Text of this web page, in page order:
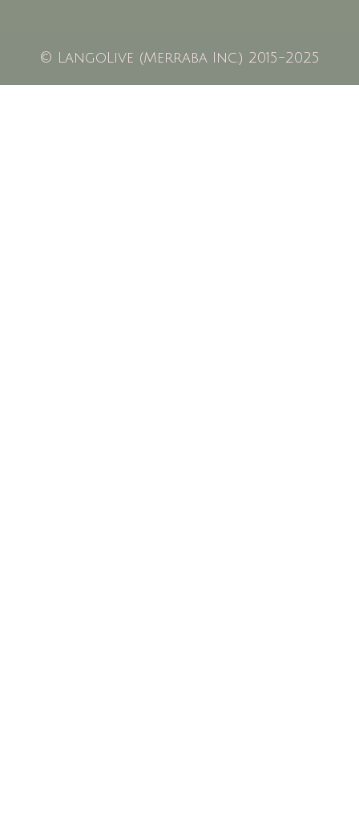
© LangoLive (Merraba Inc.) 2015-2025